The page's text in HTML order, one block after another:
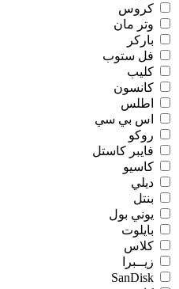
كروس
وتر مان
باركر
فل ستوب
كليب
كانسون
اطلس
اس بي سي
روكو
فايبر كاستل
كاسيو
ديلي
بنتل
يوني بول
بايلوت
كلاس
زيــبرا
SanDisk